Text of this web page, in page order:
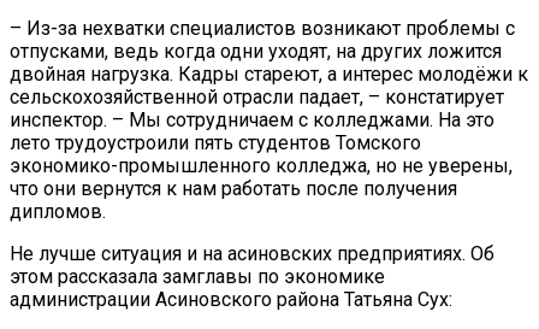
– Из-за нехватки специалистов возникают проблемы с
отпусками, ведь когда одни уходят, на других ложится
двойная нагрузка. Кадры стареют, а интерес молодёжи к
сельскохозяйственной отрасли падает, – констатирует
инспектор. – Мы сотрудничаем с колледжами. На это
лето трудоустроили пять студентов Томского
экономико-промышленного колледжа, но не уверены,
что они вернутся к нам работать после получения
дипломов.
Не лучше ситуация и на асиновских предприятиях. Об
этом рассказала замглавы по экономике
администрации Асиновского района Татьяна Сух: